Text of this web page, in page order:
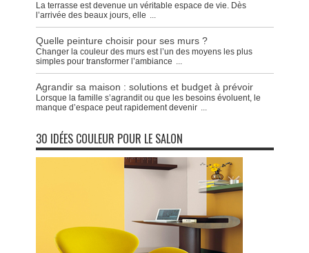
La terrasse est devenue un véritable espace de vie. Dès
l’arrivée des beaux jours, elle ...
Quelle peinture choisir pour ses murs ?
Changer la couleur des murs est l’un des moyens les plus
simples pour transformer l’ambiance ...
Agrandir sa maison : solutions et budget à prévoir
Lorsque la famille s’agrandit ou que les besoins évoluent, le
manque d’espace peut rapidement devenir ...
30 IDÉES COULEUR POUR LE SALON